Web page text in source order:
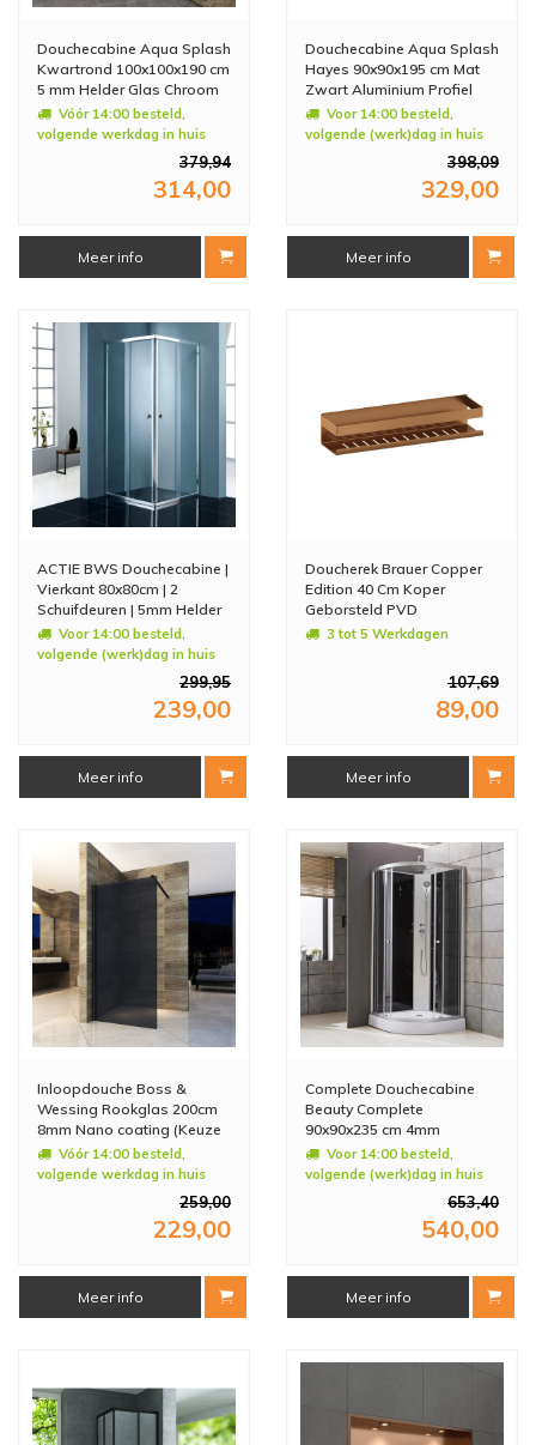
Douchecabine Aqua Splash
Kwartrond 100x100x190 cm
5 mm Helder Glas Chroom
Vóór 14:00 besteld,
volgende werkdag in huis
379,94
314,00
Meer info
Douchecabine Aqua Splash
Hayes 90x90x195 cm Mat
Zwart Aluminium Profiel
Voor 14:00 besteld,
volgende (werk)dag in huis
398,09
329,00
Meer info
ACTIE BWS Douchecabine |
Vierkant 80x80cm | 2
Schuifdeuren | 5mm Helder
glasVoor 14:00 besteld,
volgende (werk)dag in huis
299,95
239,00
Meer info
Doucherek Brauer Copper
Edition 40 Cm Koper
Geborsteld PVD
3 tot 5 Werkdagen
107,69
89,00
Meer info
Inloopdouche Boss &
Wessing Rookglas 200cm
8mm Nano coating (Keuze
in Breedte)
Vóór 14:00 besteld,
volgende werkdag in huis
259,00
229,00
Meer info
Complete Douchecabine
Beauty Complete
90x90x235 cm 4mm
Voor 14:00 besteld,
volgende (werk)dag in huis
653,40
540,00
Meer info